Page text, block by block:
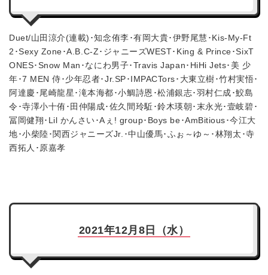
Duet/山田涼介(連載)･知念侑李･有岡大貴･伊野尾慧･Kis-My-Ft
2･Sexy Zone･A.B.C-Z･ジャニーズWEST･King & Prince･SixT
ONES･Snow Man･なにわ男子･Travis Japan･HiHi Jets･美 少
年･7 MEN 侍･少年忍者･Jr.SP･IMPACTors･大東立樹･竹村実悟･
阿達慶･尾崎龍星･滝本海都･小鯛詩恩･松浦銀志･羽村仁成･鮫島
令･寺澤小十侑･田仲陽成･佐久間玲駈･鈴木瑛朝･末永光･壹岐碧･
冨岡健翔･Lil かんさい･Aぇ! group･Boys be･AmBitious･今江大
地･小柴陸･関西ジャニーズJr.･中山優馬･ふぉ～ゆ～･林翔太･寺
西拓人･原嘉孝
2021年12月8日（水）